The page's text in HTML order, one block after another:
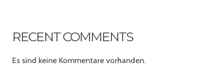
RECENT COMMENTS
Es sind keine Kommentare vorhanden.